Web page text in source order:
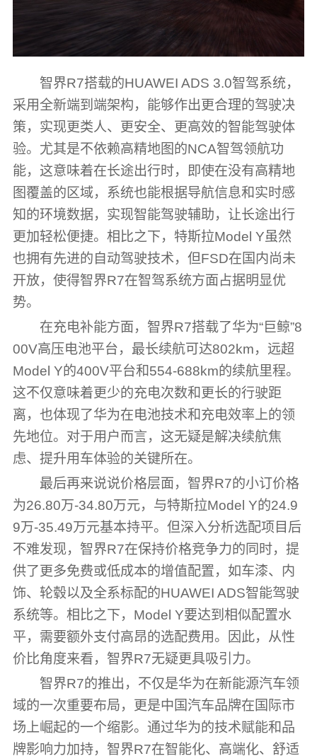
智界R7搭载的HUAWEI ADS 3.0智驾系统，
采用全新端到端架构，能够作出更合理的驾驶决
策，实现更类人、更安全、更高效的智能驾驶体
验。尤其是不依赖高精地图的NCA智驾领航功
能，这意味着在长途出行时，即使在没有高精地
图覆盖的区域，系统也能根据导航信息和实时感
知的环境数据，实现智能驾驶辅助，让长途出行
更加轻松便捷。相比之下，特斯拉Model Y虽然
也拥有先进的自动驾驶技术，但FSD在国内尚未
开放，使得智界R7在智驾系统方面占据明显优
势。
在充电补能方面，智界R7搭载了华为“巨鲸”8
00V高压电池平台，最长续航可达802km，远超
Model Y的400V平台和554-688km的续航里程。
这不仅意味着更少的充电次数和更长的行驶距
离，也体现了华为在电池技术和充电效率上的领
先地位。对于用户而言，这无疑是解决续航焦
虑、提升用车体验的关键所在。
最后再来说说价格层面，智界R7的小订价格
为26.80万-34.80万元，与特斯拉Model Y的24.9
9万-35.49万元基本持平。但深入分析选配项目后
不难发现，智界R7在保持价格竞争力的同时，提
供了更多免费或低成本的增值配置，如车漆、内
饰、轮毂以及全系标配的HUAWEI ADS智能驾驶
系统等。相比之下，Model Y要达到相似配置水
平，需要额外支付高昂的选配费用。因此，从性
价比角度来看，智界R7无疑更具吸引力。
智界R7的推出，不仅是华为在新能源汽车领
域的一次重要布局，更是中国汽车品牌在国际市
场上崛起的一个缩影。通过华为的技术赋能和品
牌影响力加持，智界R7在智能化、高端化、舒适